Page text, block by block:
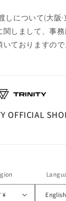
しについて(大阪·
しまして、事
ておりますので
OFFICIAL
Japan | JPY ¥ English